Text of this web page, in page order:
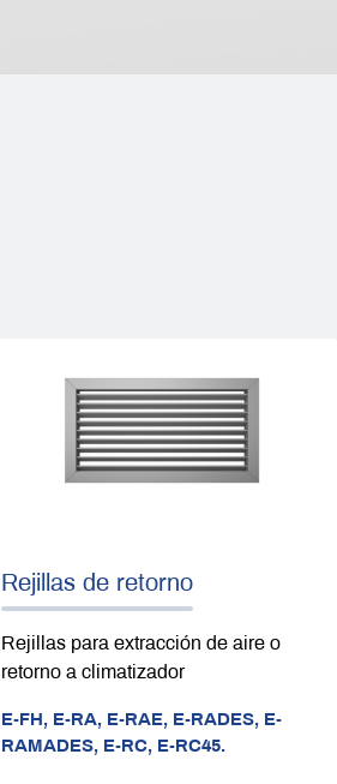
Rejillas de retorno
Rejillas para extracción de aire o
retorno a climatizador
E-FH, E-RA, E-RAE, E-RADES, E-
RAMADES, E-RC, E-RC45.